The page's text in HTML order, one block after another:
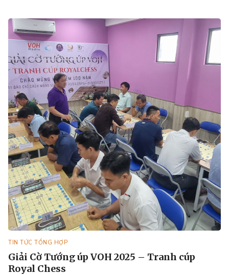
TIN TỨC TỔNG HỢP
Giải Cờ Tướng úp VOH 2025 – Tranh cúp
Royal Chess